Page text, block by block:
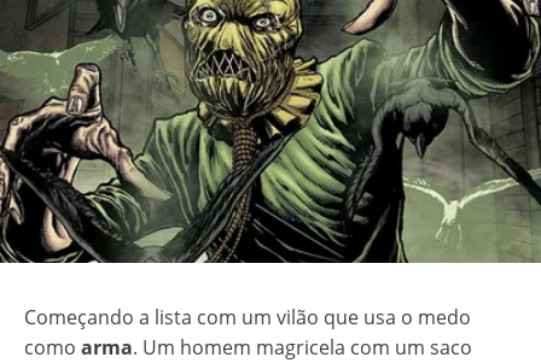
Começando a lista com um vilão que usa o medo
como arma. Um homem magricela com um saco